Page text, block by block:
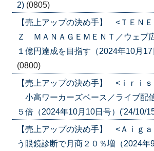
2) (0805)
【売上アップの決め手】 <ＴＥＮ
Ｚ ＭＡＮＡＧＥＭＥＮＴ／ウェブ
１億円達成を目指す（2024年10月
(0800)
【売上アップの決め手】 <ｉｒｉ
小高ワーカーズベース／ライブ配
５倍（2024年10月10日号）('24/10/
【売上アップの決め手】 <Ａｉｇ
う眼鏡診断で月商２０％増（2024年